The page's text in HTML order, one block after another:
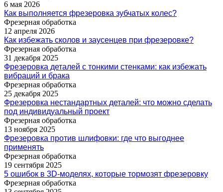
6 мая 2026
Как выполняется фрезеровка зубчатых колес?
Фрезерная обработка
12 апреля 2026
Как избежать сколов и заусенцев при фрезеровке?
Фрезерная обработка
31 декабря 2025
Фрезеровка деталей с тонкими стенками: как избежать
вибраций и брака
Фрезерная обработка
25 декабря 2025
Фрезеровка нестандартных деталей: что можно сделать
под индивидуальный проект
Фрезерная обработка
13 ноября 2025
Фрезеровка против шлифовки: где что выгоднее
применять
Фрезерная обработка
19 сентября 2025
5 ошибок в 3D-моделях, которые тормозят фрезеровку
Фрезерная обработка